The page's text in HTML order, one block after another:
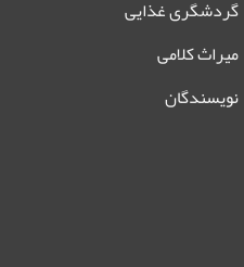
گردشگری غذایی
میراث کلامی
نویسندگان